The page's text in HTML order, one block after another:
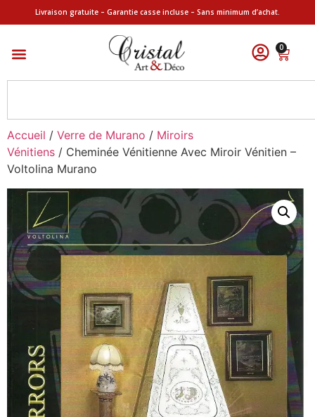
Livraison gratuite – Garantie casse incluse – Sans minimum d’achat.
0
Accueil / Verre de Murano / Miroirs
Vénitiens / Cheminée Vénitienne Avec Miroir Vénitien –
Voltolina Murano